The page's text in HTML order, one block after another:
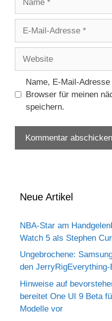
Adresse
Name, E-Mail-
Browser für meinen
speichern.
Neue Artikel
NBA-Star am
Watch 5 als Stephen
Ungebrochene:
den
Hinweise auf
bereitet One UI 9 Beta
Modelle vor